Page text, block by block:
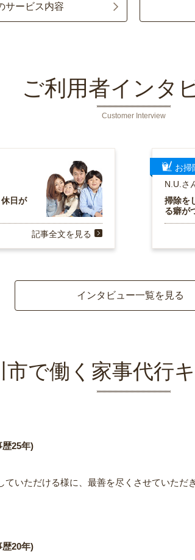
サービス内容
ご利用者インタ
Customer Interview
日が
記事全文を見る
お掃
N.U.さ
掃除を
る癖が
インタビュー一覧を見る
市で働く家事代行
25年)
いただける様に、最善を尽くさせていただ
20年)